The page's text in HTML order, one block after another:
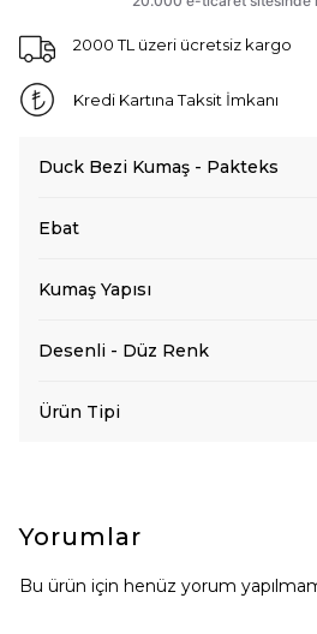
2000 TL üzeri ücretsiz kargo
Kredi Kartına Taksit İmkanı
Duck Bezi Kumaş - Pakteks
Ebat
Kumaş Yapısı
Desenli - Düz Renk
Ürün Tipi
Yorumlar
Bu ürün için henüz yorum